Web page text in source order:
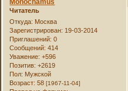
Monochamus
Читатель
Откуда: Москва
Зарегистрирован: 19-03-2014
Приглашений: 0
Сообщений: 414
Уважение: +596
Позитив: +2619
Пол: Мужской
Возраст: 58[1967-11-04]